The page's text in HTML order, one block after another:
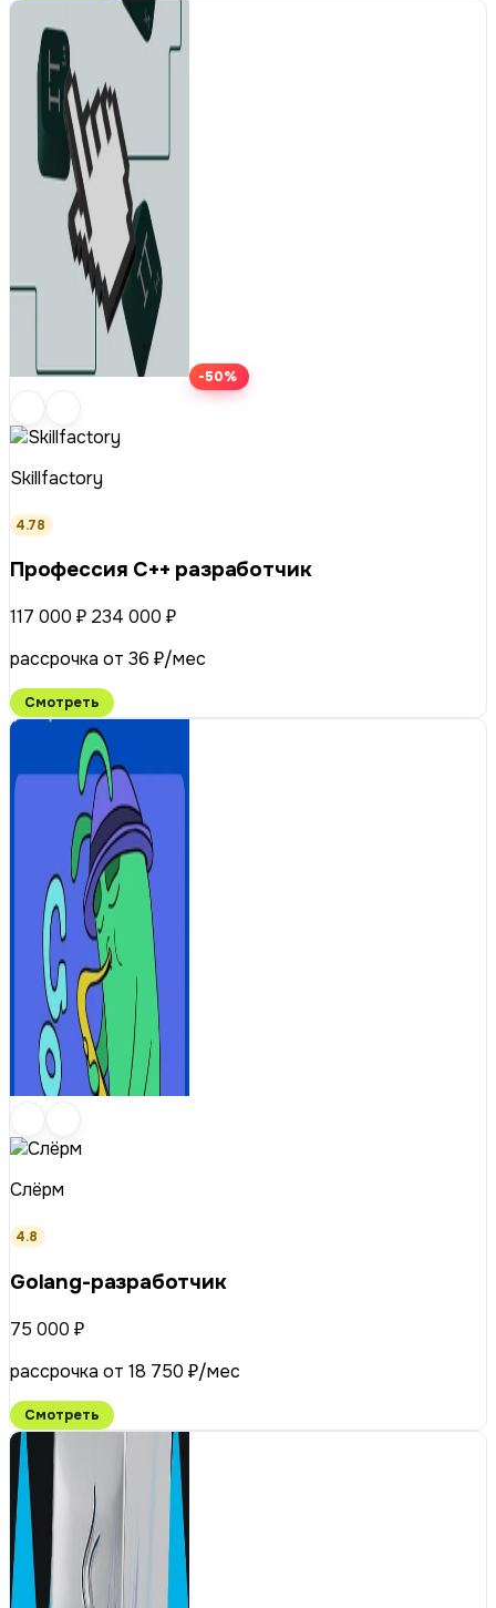
-50%
Skillfactory
4.78
Профессия C++ разработчик
117 000 ₽ 234 000 ₽
рассрочка от 36 ₽/мес
Смотреть
Слёрм
4.8
Golang-разработчик
75 000 ₽
рассрочка от 18 750 ₽/мес
Смотреть